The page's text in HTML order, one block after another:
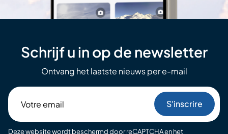
Schrijf u in op de newsletter
Ontvang het laatste nieuws per e-mail
email
Deze website wordt beschermd door reCAPTCHAen het